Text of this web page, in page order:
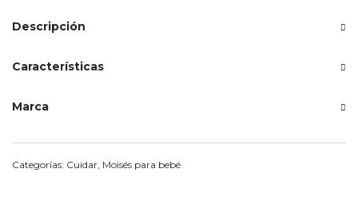
Descripción
Características
Marca
Categorías: Cuidar, Moisés para bebé